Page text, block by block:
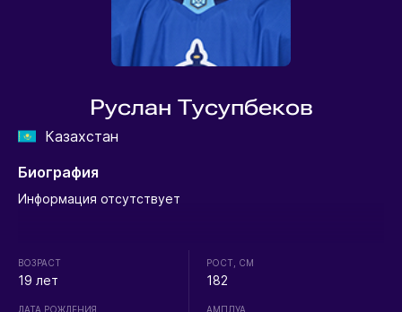
Руслан Тусупбеков
Казахстан
Биография
Информация отсутствует
ВОЗРАСТ
19 лет
ДАТА РОЖДЕНИЯ
РОСТ, СМ
182
АМПЛУА